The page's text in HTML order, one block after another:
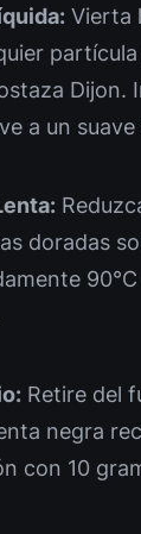
Vierta
Dijon.
a un
doradas
Retire del
negra
con 10